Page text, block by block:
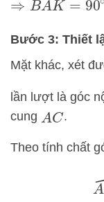
⇒BAK ^= 90∘−
Bước 3: Thiết
Mặt khác, xét
lần lượt là góc
cung AC.
Theo tính chất